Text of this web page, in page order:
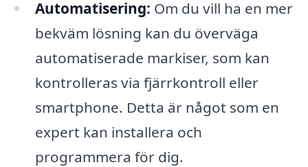
Automatisering: Om du vill ha en mer
bekväm lösning kan du överväga
automatiserade markiser, som kan
kontrolleras via fjärrkontroll eller
smartphone. Detta är något som en
expert kan installera och
programmera för dig.